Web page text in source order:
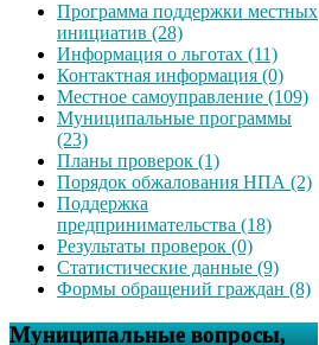
Программа поддержки местных
инициатив (28)
Информация о льготах (11)
Контактная информация (0)
Местное самоуправление (109)
Муниципальные программы
(23)
Планы проверок (1)
Порядок обжалования НПА (2)
Поддержка
предпринимательства (18)
Результаты проверок (0)
Статистические данные (9)
Формы обращений граждан (8)
Муниципальные вопросы,